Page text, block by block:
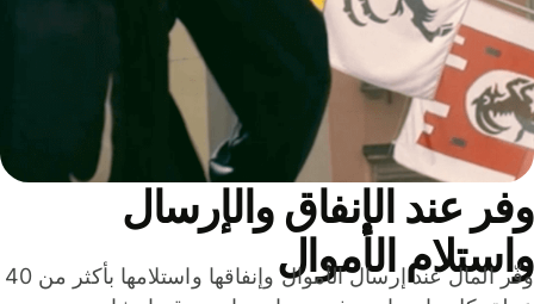
عند الإنفاق والإرسال
الأموال
وفّر المال عند إرسال الأموال وإنفاقها واستلامها بأكثر من 40